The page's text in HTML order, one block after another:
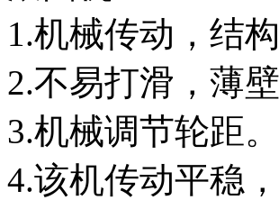
1.机械传动，结
2.不易打滑，薄
3.机械调节轮距
4.该机传动平稳